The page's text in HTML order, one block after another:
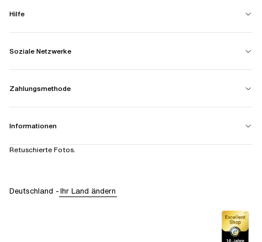
Hilfe
Soziale Netzwerke
Zahlungsmethode
Informationen
Retuschierte Fotos.
Deutschland -Ihr Land ändern